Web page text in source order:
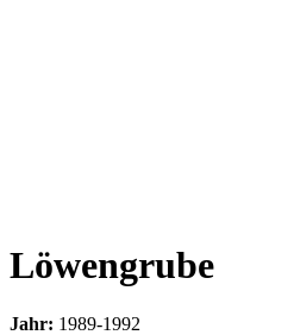
Löwengrube
Jahr: 1989-1992